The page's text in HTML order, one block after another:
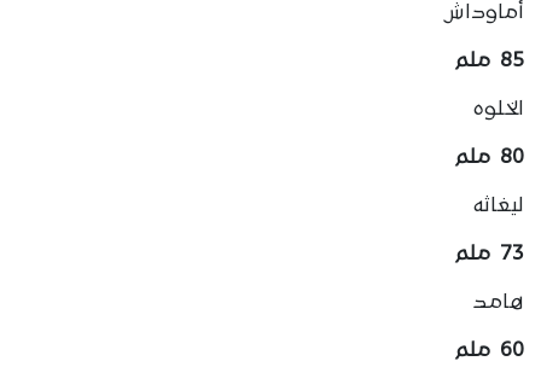
أماوداش
85 ملم
الخلوه
80 ملم
ليغاثه
73 ملم
هامد
60 ملم